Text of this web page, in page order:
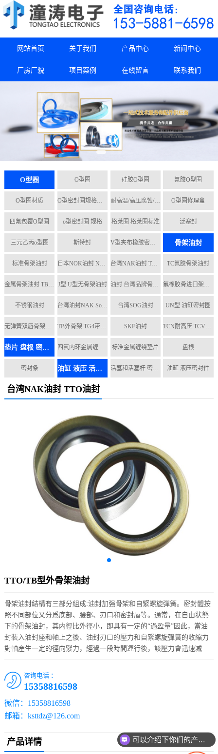
网站首页 关于我们 产品中心 新闻中心
厂房厂貌 项目案例 在线留言 联系我们
O型圈 O型圈 硅胶O型圈 氟胶O型圈
O型圈材质 O型密封圈规格尺寸 耐高温/高压腐蚀/磨损O形圈 O型圈修理盒
四氟包覆O型圈 o型密封圈 规格 格莱圈 格莱圈标准 泛塞封
三元乙丙o型圈 斯特封 V型夹布橡胶密封圈 骨架油封
标准骨架油封 日本NOK油封 NOK密封件 台湾NAK油封 TTO油封 TC氟胶骨架油封
金属骨架油封 TB外铁壳 J型 U型无骨架油封 油封 台湾品牌骨架油封 氟橡胶骨进口架油封
不锈钢油封 台湾油封NAK Sog TTO 台湾SOG油封 UN型 油缸密封圈
无弹簧双唇骨架油封KC KB TB外骨架 TG4带螺纹油封 SKF油封 TCN耐高压 TCV耐中压
垫片 盘根 密封条 四氟内环金属缠绕垫片 标准金属缠绕垫片 盘根
密封条 油缸 液压 活塞密封件 活塞和活塞杆 密封件 油缸 液压密封件
台湾NAK油封 TTO油封
TTO/TB型外骨架油封
骨架油封結構有三部分組成:油封加强骨架和自緊螺旋彈簧。密封體按
照不同部位又分爲底部、腰部、刃口和密封唇等。通常，在自由状熊
下的骨架油封，其内徑比外徑小，即具有一定的“過盈量”因此，當油
封裝入油封座和軸上之後、油封刃口的壓力和自緊螺旋彈簧的收縮力
對軸産生一定的徑向緊力，經過一段時間運行後，該壓力會迅速减
咨询电话 ：
15358816598
微信：15358816598
邮箱：ksttdz@126.com
产品详情 可以介绍下你们的产品么？